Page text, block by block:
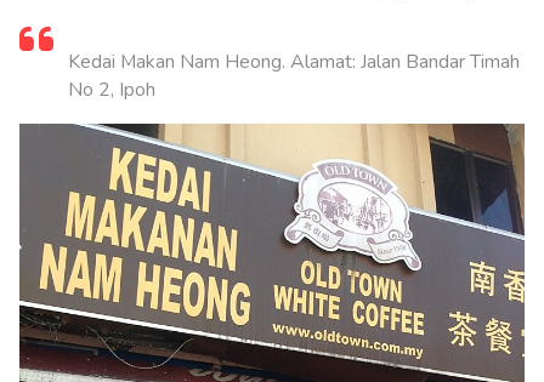
Kedai Makan Nam Heong. Alamat: Jalan Bandar Timah
No 2, Ipoh